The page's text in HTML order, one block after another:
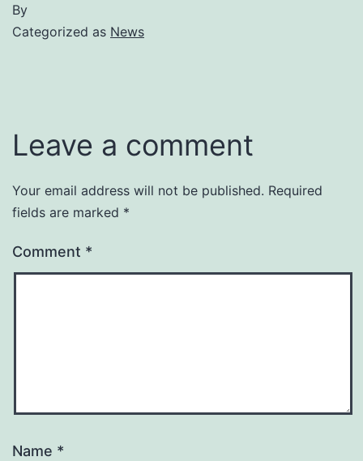
By
Categorized as News
Leave a comment
Your email address will not be published. Required
fields are marked *
Comment *
Name *